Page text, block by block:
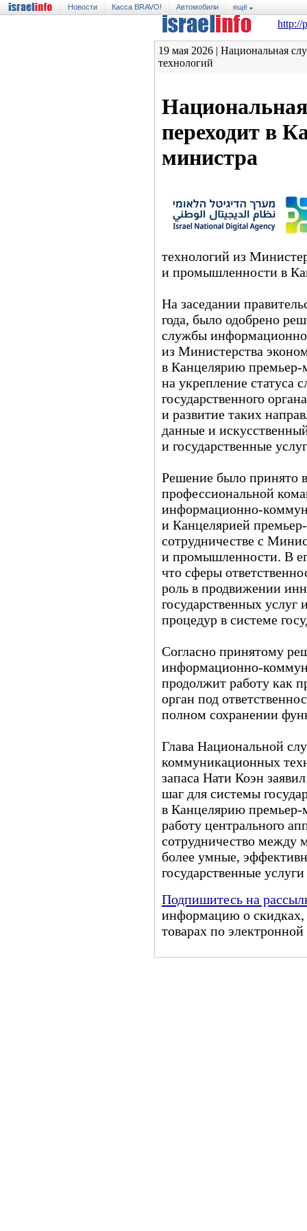
Новости Касса BRAVO! Автомобили ещё
http://
19 мая 2026 | Национальная
технологий
переходит в
министра
технологий из
и промышленности в
На заседании
года, было одобрено
службы
из Министерства
в Канцелярию премьер-
на укрепление статуса
государственного
и развитие таких
данные и
и государственные
Решение было принято
профессиональной
информационно-
и Канцелярией
сотрудничестве с
и промышленности. В
что сферы
роль в продвижении
государственных
процедур в системе
Согласно принятому
информационно-
продолжит работу как
орган под
полном сохранении
Глава Национальной
коммуникационных
запаса Нати Коэн
шаг для системы
в Канцелярию премьер-
работу центрального
сотрудничество между
более умные,
государственные
Подпишитесь на
информацию о скидках,
товарах по электронной